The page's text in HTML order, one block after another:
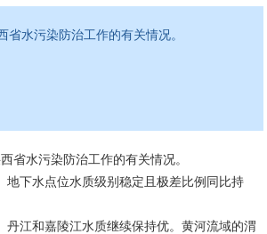
水污染防治工作的有关情况。
水污染防治工作的有关情况。
下水点位水质级别稳定且极差比例同比持
江和嘉陵江水质继续保持优。黄河流域的渭